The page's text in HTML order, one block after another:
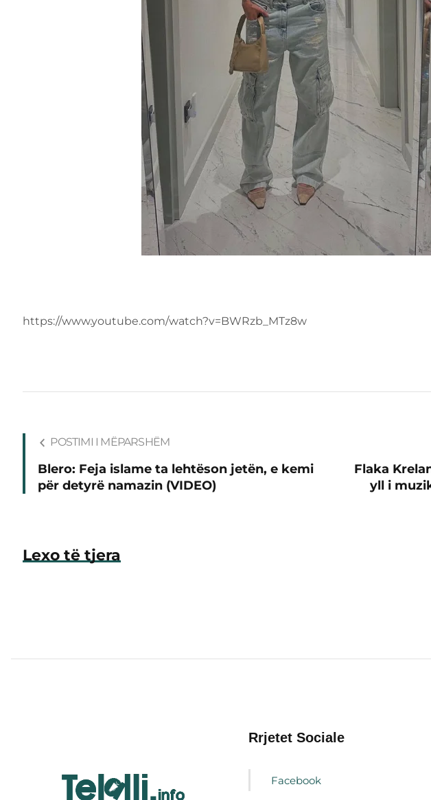
https://www.youtube.com/watch?v=BWRzb_MTz8w
POSTIMI I MËPARSHËM
Blero: Feja islame ta lehtëson jetën, e kemi
për detyrë namazin (VIDEO)
Flaka
yll i
Lexo të tjera
Rrjetet Sociale
Facebook